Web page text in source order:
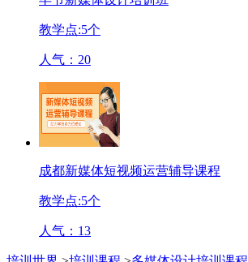
教学点:5个
人气： 20
成都新媒体短视频运营辅导课程
教学点:5个
人气： 13